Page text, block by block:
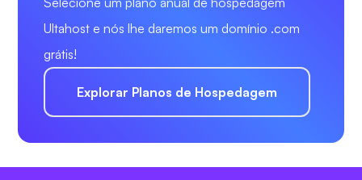
Ultahost e nós lhe daremos um domínio .com
grátis!
Explorar Planos de Hospedagem